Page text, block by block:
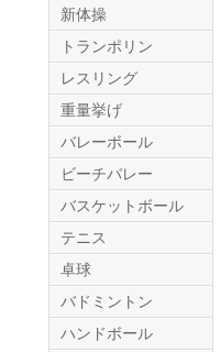
新体操
トランポリン
レスリング
重量挙げ
バレーボール
ビーチバレー
バスケットボール
テニス
卓球
バドミントン
ハンドボール
Twitter.com